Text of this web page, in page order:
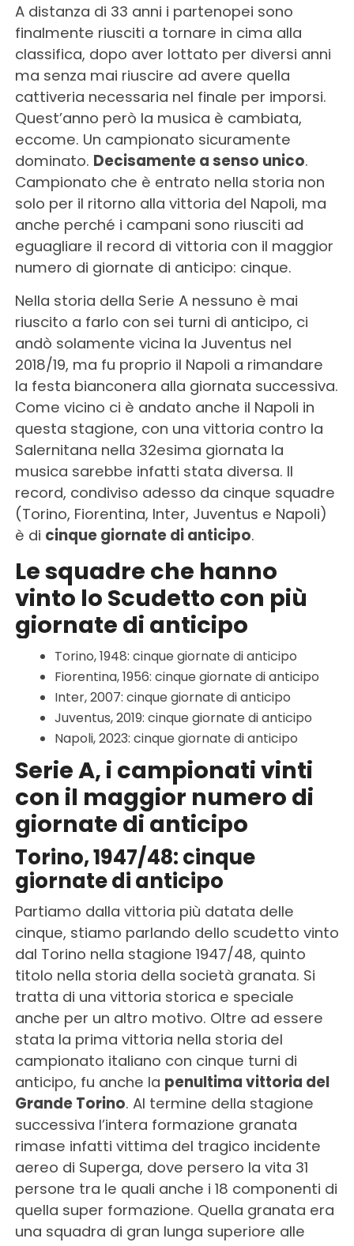
A distanza di 33 anni i partenopei sono
finalmente riusciti a tornare in cima alla
classifica, dopo aver lottato per diversi anni
ma senza mai riuscire ad avere quella
cattiveria necessaria nel finale per imporsi.
Quest’anno però la musica è cambiata,
eccome. Un campionato sicuramente
dominato. Decisamente a senso unico.
Campionato che è entrato nella storia non
solo per il ritorno alla vittoria del Napoli, ma
anche perché i campani sono riusciti ad
eguagliare il record di vittoria con il maggior
numero di giornate di anticipo: cinque.
Nella storia della Serie A nessuno è mai
riuscito a farlo con sei turni di anticipo, ci
andò solamente vicina la Juventus nel
2018/19, ma fu proprio il Napoli a rimandare
la festa bianconera alla giornata successiva.
Come vicino ci è andato anche il Napoli in
questa stagione, con una vittoria contro la
Salernitana nella 32esima giornata la
musica sarebbe infatti stata diversa. Il
record, condiviso adesso da cinque squadre
(Torino, Fiorentina, Inter, Juventus e Napoli)
è di cinque giornate di anticipo.
Le squadre che hanno
vinto lo Scudetto con più
giornate di anticipo
Torino, 1948: cinque giornate di anticipo
Fiorentina, 1956: cinque giornate di anticipo
Inter, 2007: cinque giornate di anticipo
Juventus, 2019: cinque giornate di anticipo
Napoli, 2023: cinque giornate di anticipo
Serie A, i campionati vinti
con il maggior numero di
giornate di anticipo
Torino, 1947/48: cinque
giornate di anticipo
Partiamo dalla vittoria più datata delle
cinque, stiamo parlando dello scudetto vinto
dal Torino nella stagione 1947/48, quinto
titolo nella storia della società granata. Si
tratta di una vittoria storica e speciale
anche per un altro motivo. Oltre ad essere
stata la prima vittoria nella storia del
campionato italiano con cinque turni di
anticipo, fu anche la penultima vittoria del
Grande Torino. Al termine della stagione
successiva l’intera formazione granata
rimase infatti vittima del tragico incidente
aereo di Superga, dove persero la vita 31
persone tra le quali anche i 18 componenti di
quella super formazione. Quella granata era
una squadra di gran lunga superiore alle